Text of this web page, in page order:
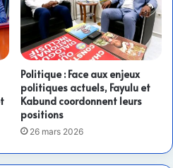
Politique : Face aux enjeux
politiques actuels, Fayulu et
Kabund coordonnent leurs
positions
26 mars 2026